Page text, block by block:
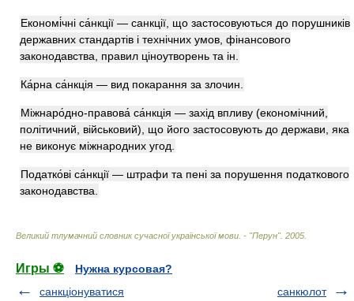
Економі́чні са́нкції — санкції, що застосовуються до порушників
державних стандартів і технічних умов, фінансового
законодавства, правил ціноутворень та ін.
Ка́рна са́нкція — вид покарання за злочин.
Міжнаро́дно-правова́ са́нкція — захід впливу (економічний,
політичний, військовий), що його застосовують до держави, яка
не виконує міжнародних угод.
Податко́ві са́нкції — штрафи та пені за порушення податкового
законодавства.
Великий тлумачний словник сучасної української мови. - "Перун". 2005
Игры ⚽
Нужна курсовая?
санкціонуватися
санкюлот